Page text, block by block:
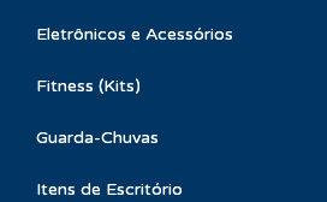
Eletrônicos e Acessórios
Fitness (Kits)
Guarda-Chuvas
Itens de Escritório